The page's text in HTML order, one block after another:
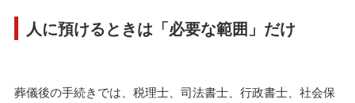
人に預けるときは「必要な範囲」だけ
葬儀後の手続きでは、税理士、司法書士、行政書士、社会保